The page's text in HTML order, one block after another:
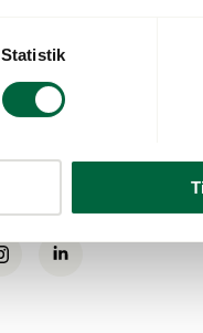
Statistik